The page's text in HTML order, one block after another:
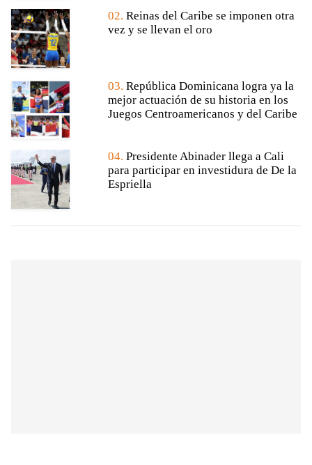
02. Reinas del Caribe se imponen otra
vez y se llevan el oro
03. República Dominicana logra ya la
mejor actuación de su historia en los
Juegos Centroamericanos y del Caribe
04. Presidente Abinader llega a Cali
para participar en investidura de De la
Espriella